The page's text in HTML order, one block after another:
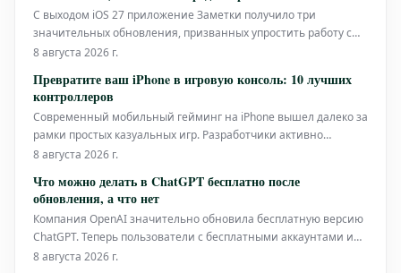
С выходом iOS 27 приложение Заметки получило три
значительных обновления, призванных упростить работу с
объемными текстами. Среди них — разделительные линии,
интеллектуальная вставка Markdown. В этой статье мы
подробно рассмотрим каждую из э
8 августа 2026 г.
Превратите ваш iPhone в игровую консоль: 10 лучших
контроллеров
Современный мобильный гейминг на iPhone вышел далеко за
рамки простых казуальных игр. Разработчики активно
используют мощный аппаратный потенциал смартфонов
масштабу с консольными. Однако для полноценного
погружения в такие требовательн
8 августа 2026 г.
Что можно делать в ChatGPT бесплатно после
обновления, а что нет
Компания OpenAI значительно обновила бесплатную версию
ChatGPT. Теперь пользователи с бесплатными аккаунтами и
тарифом Go получили доступ к неограниченным текстовым
8 августа 2026 г.